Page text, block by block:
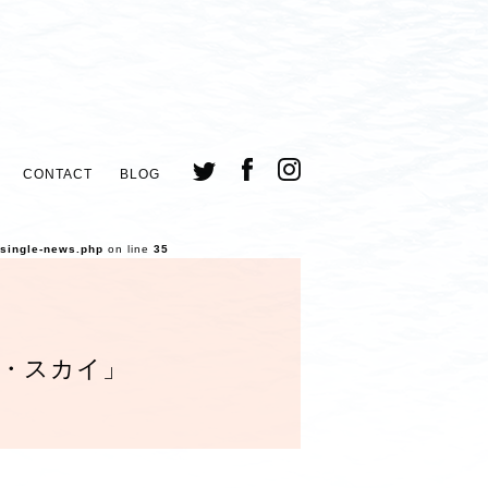
CONTACT BLOG
news.php on line 35
スカイ」